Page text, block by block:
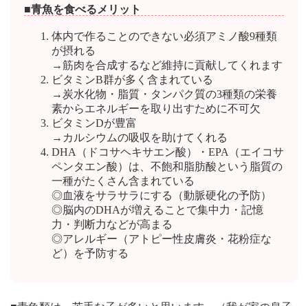
■青魚を食べるメリット
体内で作ることのできない必須アミノ酸9種類
が摂れる
→筋肉を合成するなど維持に貢献してくれます
ビタミンB群が多く含まれている
→炭水化物・脂質・タンパク質の3種類の栄養
素からエネルギーを取り出すために不可欠
ビタミンDが豊富
→カルシウムの吸収を助けてくれる
DHA（ドコサヘキサエン酸）・EPA（エイコサ
ペンタエン酸）は、不飽和脂肪酸という脂質の
一種がたくさん含まれている
◎血液をサラサラにする（動脈硬化の予防）
◎脳内のDHAが増えることで集中力・記憶
力・判断力などが高まる
◎アレルギー（アトピー性皮膚炎・花粉症な
ど）を予防する